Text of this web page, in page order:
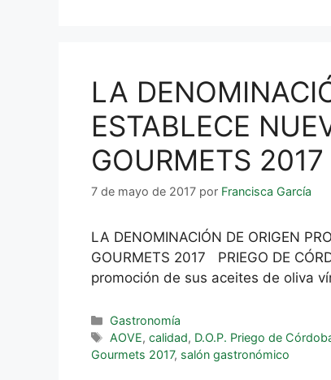
LA
ESTABLECE
GOURMETS 2017
7 de mayo de 2017 por Francisca García
LA DENOMINACIÓN DE ORIGEN
GOURMETS 2017 PRIEGO DE
promoción de sus aceites de oliva
Gastronomía
AOVE,calidad, D.O.P. Priego de
Gourmets 2017, salón gastronómico